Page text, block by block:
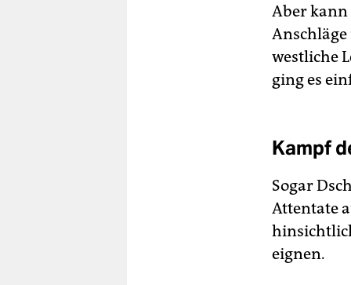
Aber kann
westliche
ging es
Kampf
Sogar
Attentate
eignen.